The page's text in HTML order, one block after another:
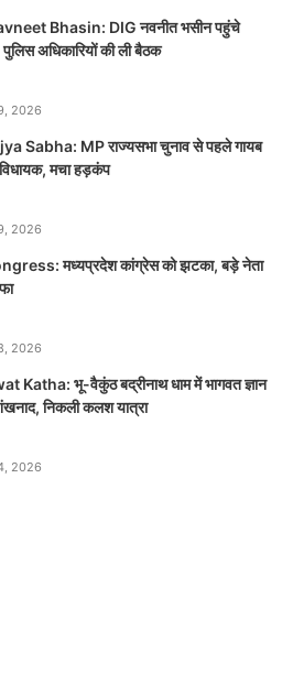
Bhasin: DIG नवनीत भसीन पहुंचे
अधिकारियों की ली बैठक
2026
Sabha: MP राज्यसभा चुनाव से पहले गायब
मचा हड़कंप
2026
मध्यप्रदेश कांग्रेस को झटका, बड़े नेता
2026
Katha: भू-वैकुंठ बद्रीनाथ धाम में भागवत ज्ञान
निकली कलश यात्रा
2026